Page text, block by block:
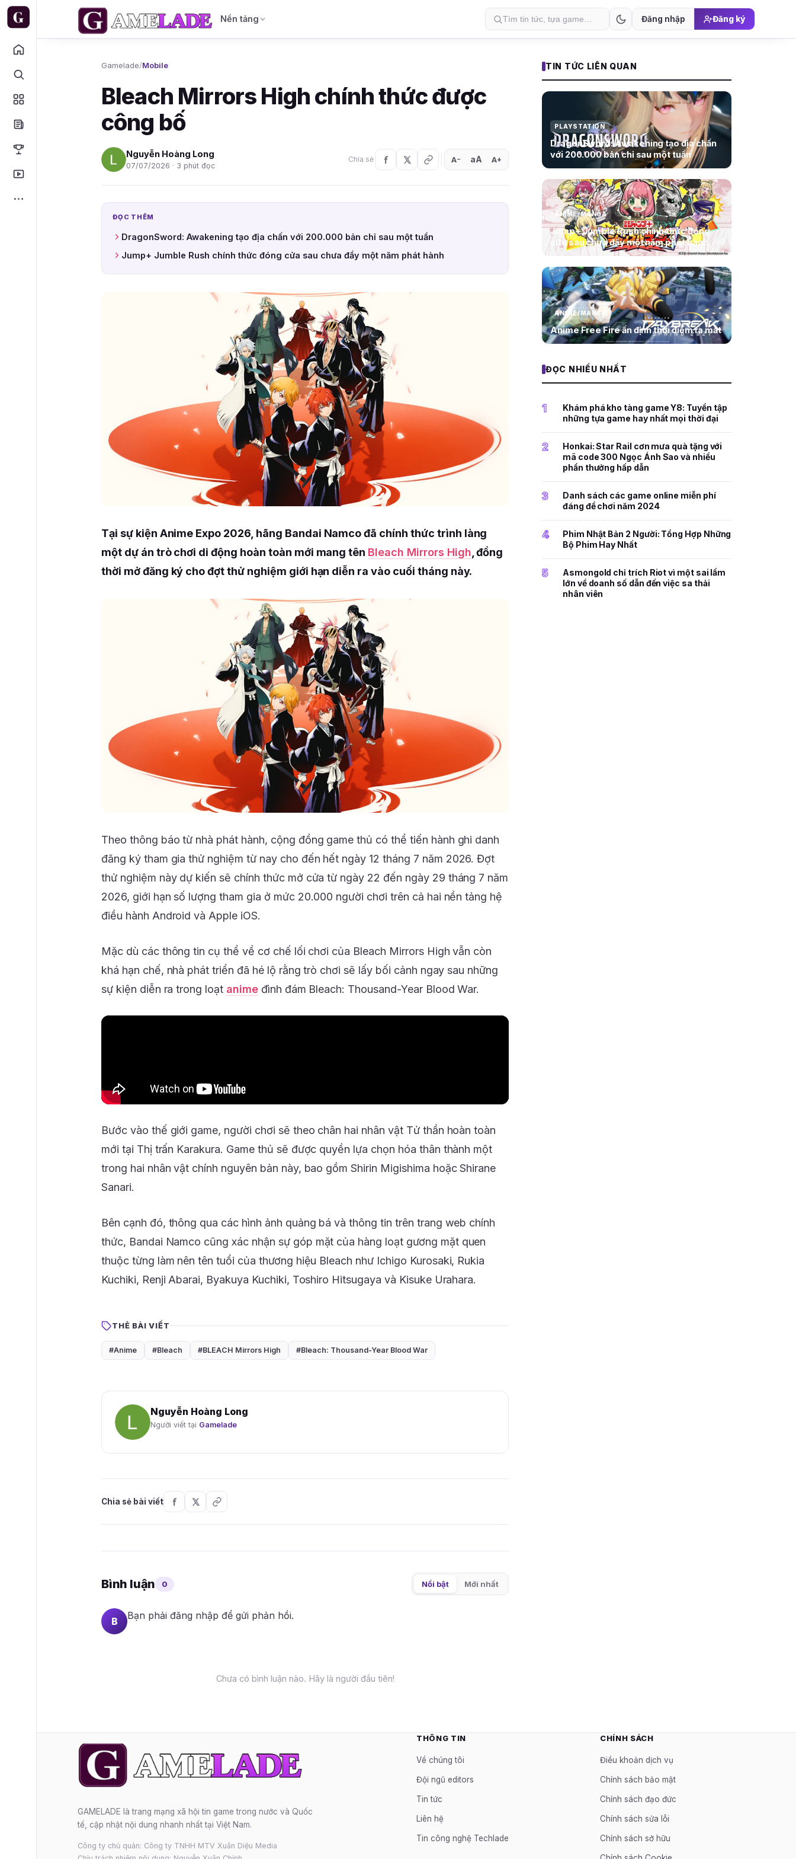
Nền tảng Đăng nhập Đăng ký
Gamelade/Mobile
Bleach Mirrors High chính thức được
công bố
Nguyễn Hoàng Long
07/07/2026 · 3 phút đọc
Chia sẻ A− aA A+
ĐỌC THÊM
DragonSword: Awakening tạo địa chấn với 200.000 bản chỉ sau một tuần
Jump+ Jumble Rush chính thức đóng cửa sau chưa đầy một năm phát hành
Tại sự kiện Anime Expo 2026, hãng Bandai Namco đã chính thức trình làng
một dự án trò chơi di động hoàn toàn mới mang tên Bleach Mirrors High , đồng
thời mở đăng ký cho đợt thử nghiệm giới hạn diễn ra vào cuối tháng này.
Theo thông báo từ nhà phát hành, cộng đồng game thủ có thể tiến hành ghi danh
đăng ký tham gia thử nghiệm từ nay cho đến hết ngày 12 tháng 7 năm 2026. Đợt
thử nghiệm này dự kiến sẽ chính thức mở cửa từ ngày 22 đến ngày 29 tháng 7 năm
2026, giới hạn số lượng tham gia ở mức 20.000 người chơi trên cả hai nền tảng hệ
điều hành Android và Apple iOS.
Mặc dù các thông tin cụ thể về cơ chế lối chơi của Bleach Mirrors High vẫn còn
khá hạn chế, nhà phát triển đã hé lộ rằng trò chơi sẽ lấy bối cảnh ngay sau những
sự kiện diễn ra trong loạt animeđình đám Bleach: Thousand-Year Blood War.
Bước vào thế giới game, người chơi sẽ theo chân hai nhân vật Tử thần hoàn toàn
mới tại Thị trấn Karakura. Game thủ sẽ được quyền lựa chọn hóa thân thành một
trong hai nhân vật chính nguyên bản này, bao gồm Shirin Migishima hoặc Shirane
Sanari.
Bên cạnh đó, thông qua các hình ảnh quảng bá và thông tin trên trang web chính
thức, Bandai Namco cũng xác nhận sự góp mặt của hàng loạt gương mặt quen
thuộc từng làm nên tên tuổi của thương hiệu Bleach như Ichigo Kurosaki, Rukia
Kuchiki, Renji Abarai, Byakuya Kuchiki, Toshiro Hitsugaya và Kisuke Urahara.
THẺ BÀI VIẾT
#Anime #Bleach #BLEACH Mirrors High #Bleach: Thousand-Year Blood War
Nguyễn Hoàng Long
Người viết tại Gamelade
Chia sẻ bài viết
Bình luận 0 Nổi bật Mới nhất
B Bạn phải đăng nhập để gửi phản hồi.
Chưa có bình luận nào. Hãy là người đầu tiên!
TIN TỨC LIÊN QUAN
PLAYSTATION
DragonSword: Awakening tạo địa chấn
với 200.000 bản chỉ sau một tuần
ANIME/MANGA
Jump+ Jumble Rush chính thức đóng
cửa sau chưa đầy một năm phát hành
ANIME/MANGA
Anime Free Fire ấn định thời điểm ra mắt
ĐỌC NHIỀU NHẤT
1
Khám phá kho tàng game Y8: Tuyển tập
những tựa game hay nhất mọi thời đại
2
Honkai: Star Rail cơn mưa quà tặng với
mã code 300 Ngọc Ánh Sao và nhiều
phần thưởng hấp dẫn
3
Danh sách các game online miễn phí
đáng để chơi năm 2024
4
Phim Nhật Bản 2 Người: Tổng Hợp Những
Bộ Phim Hay Nhất
5
Asmongold chỉ trích Riot vì một sai lầm
lớn về doanh số dẫn đến việc sa thải
nhân viên
GAMELADE là trang mạng xã hội tin game trong nước và Quốc
tế, cập nhật nội dung nhanh nhất tại Việt Nam.
Công ty chủ quản: Công ty TNHH MTV Xuân Diệu Media
THÔNG TIN
Về chúng tôi
Đội ngũ editors
Tin tức
Liên hệ
Tin công nghệ Techlade
CHÍNH SÁCH
Điều khoản dịch vụ
Chính sách bảo mật
Chính sách đạo đức
Chính sách sửa lỗi
Chính sách sở hữu